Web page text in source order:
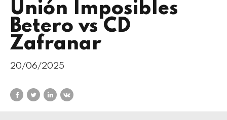
Unión Imposibles
Betero vs CD
Zafranar
20/06/2025